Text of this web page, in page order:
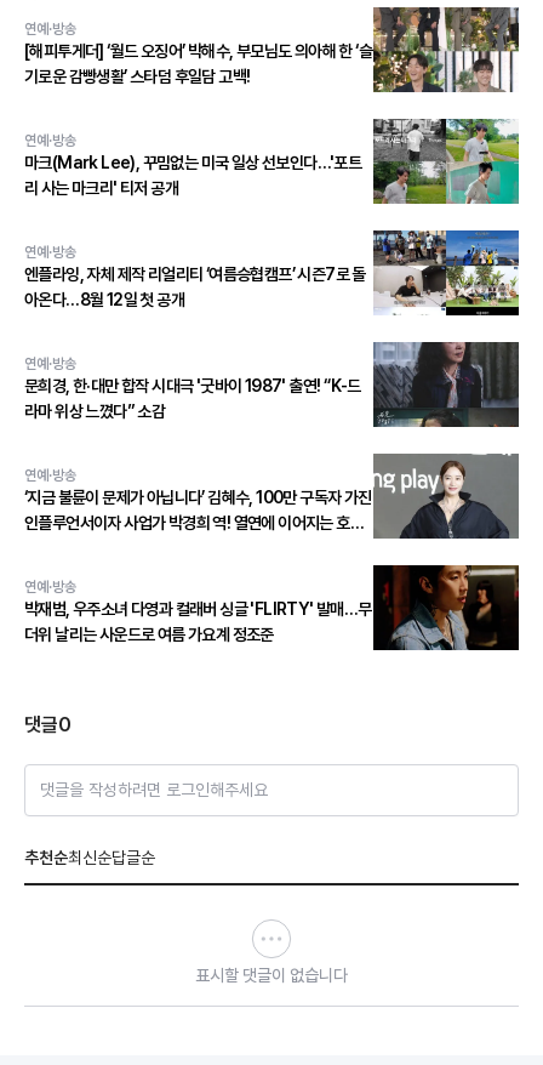
연예·방송
[해피투게더] ‘월드 오징어’ 박해수, 부모님도 의아해 한 ‘슬
기로운 감빵생활’ 스타덤 후일담 고백!
연예·방송
마크(Mark Lee), 꾸밈없는 미국 일상 선보인다…'포트
리 사는 마크리' 티저 공개
연예·방송
엔플라잉, 자체 제작 리얼리티 ‘여름승협캠프’ 시즌7로 돌
아온다…8월 12일 첫 공개
연예·방송
문희경, 한·대만 합작 시대극 '굿바이 1987' 출연! “K-드
라마 위상 느꼈다” 소감
연예·방송
‘지금 불륜이 문제가 아닙니다’ 김혜수, 100만 구독자 가진
인플루언서이자 사업가 박경희 역! 열연에 이어지는 호평
연예·방송
박재범, 우주소녀 다영과 컬래버 싱글 'FLIRTY' 발매…무
더위 날리는 사운드로 여름 가요계 정조준
댓글0
댓글을 작성하려면 로그인해주세요
추천순최신순답글순
표시할 댓글이 없습니다